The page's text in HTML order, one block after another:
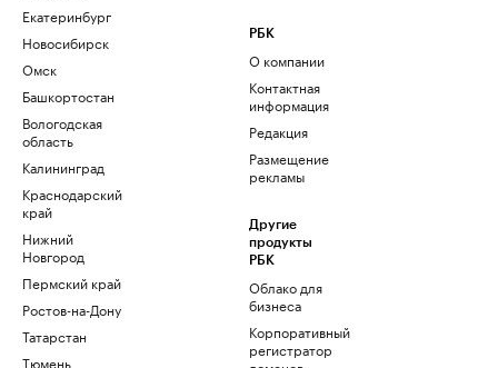
Екатеринбург
Новосибирск
Омск
Башкортостан
Вологодская
область
Калининград
Краснодарский
край
Нижний
Новгород
Пермский край
Ростов-на-Дону
Татарстан
Тюмень
РБК
О компании
Контактная
информация
Редакция
Размещение
рекламы
Другие
продукты
РБК
Облако для
бизнеса
Корпоративный
регистратор